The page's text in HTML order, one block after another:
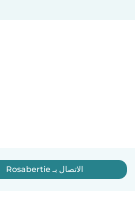
الاتصال بـ Rosabertie